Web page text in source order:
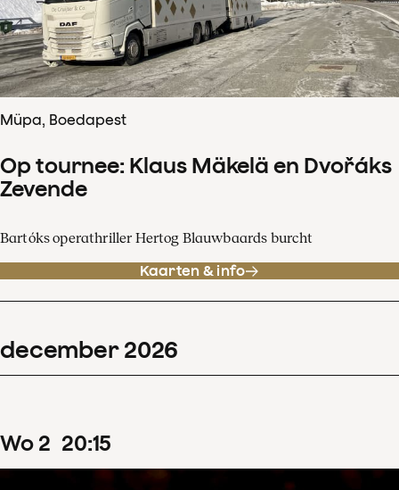
Müpa, Boedapest
Op tournee: Klaus Mäkelä en Dvořáks
Zevende
Bartóks operathriller Hertog Blauwbaards burcht
Kaarten & info
december 2026
wo 2 20:15